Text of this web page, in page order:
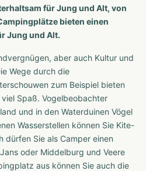
für Jung und Alt, von
bieten einen
Jung und Alt.
aber auch Kultur und
Wege durch die
zum Beispiel bieten
Spaß. Vogelbeobachter
und in den Waterduinen Vögel
Wasserstellen können Sie Kite-
dürfen Sie als Camper einen
oder Middelburg und Veere
aus können Sie auch die